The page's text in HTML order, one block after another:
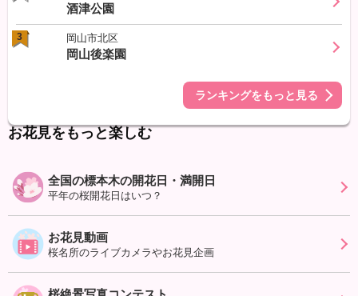
酒津公園
3 岡山市北区
岡山後楽園
ランキングをもっと見る
お花見をもっと楽しむ
全国の標本木の開花日・満開日
平年の桜開花日はいつ？
お花見動画
桜名所のライブカメラやお花見企画